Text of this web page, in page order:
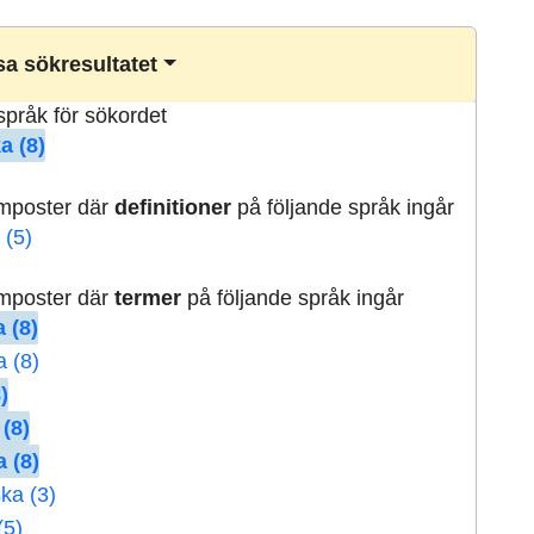
sökresultatet
för sökordet
(8)
därdefinitioner på följande språk ingår
(5)
därtermer på följande språk ingår
(8)
(8)
(8)
(3)